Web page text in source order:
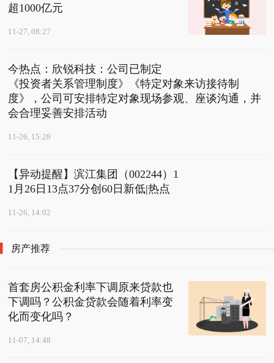
超1000亿元
11-27, 08:27
今热点：欣锐科技：公司已制定
《投资者关系管理制度》《特定对象来访接待制
度》，公司可安排特定对象现场参观、座谈沟通，并
会合理妥善安排活动
11-26, 15:28
【异动提醒】滨江集团（002244）1
1月26日13点37分创60日新低|热点
11-26, 14:02
房产推荐
首套房公积金利率下调原来贷款也
下调吗？公积金贷款会随着利率变
化而变化吗？
11-07, 14:48